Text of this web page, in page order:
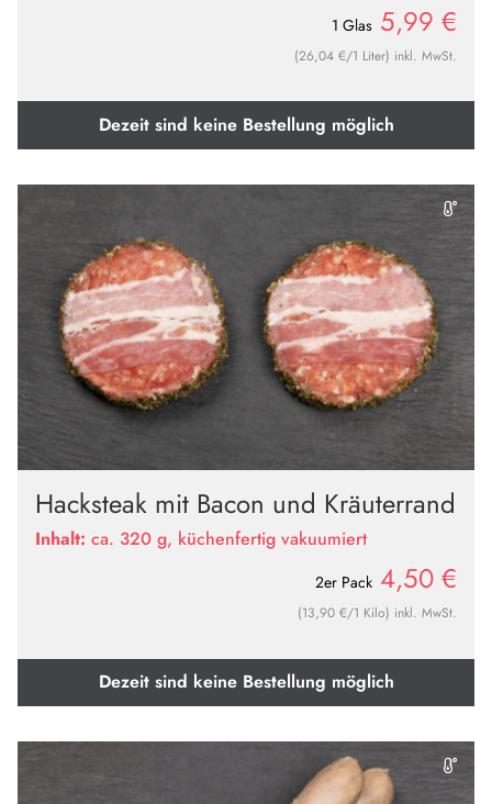
1 Glas 5,99 €
(26,04 €/1 Liter) inkl. MwSt.
Dezeit sind keine Bestellung möglich
Hacksteak mit Bacon und Kräuterrand
Inhalt: ca. 320 g, küchenfertig vakuumiert
2er Pack 4,50 €
(13,90 €/1 Kilo) inkl. MwSt.
Dezeit sind keine Bestellung möglich